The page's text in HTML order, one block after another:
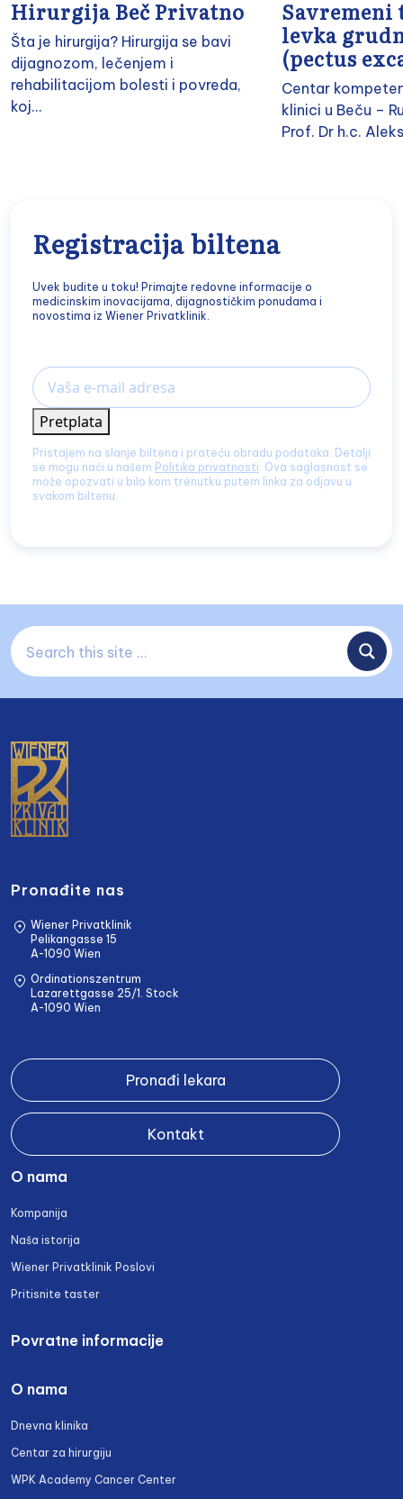
Hirurgija Beč Privatno
Šta je hirurgija? Hirurgija se bavi
dijagnozom, lečenjem i
rehabilitacijom bolesti i povreda,
koj...
Savremeni
levka
(pectus
Centar
klinici u Beču –
Prof. Dr h.c.
Registracija biltena
Uvek budite u toku! Primajte redovne informacije o
medicinskim inovacijama, dijagnostičkim ponudama i
novostima iz Wiener Privatklinik.
Email
Pretplata
Pristajem na slanje biltena i prateću obradu podataka. Detalji
se mogu naći u našem Politika privatnosti . Ova saglasnost se
može opozvati u bilo kom trenutku putem linka za odjavu u
svakom biltenu.
Pronađite nas
Wiener Privatklinik
Pelikangasse 15
A-1090 Wien
Ordinationszentrum
Lazarettgasse 25/1. Stock
A-1090 Wien
Pronađi lekara
Kontakt
O nama
Kompanija
Naša istorija
Wiener Privatklinik Poslovi
Pritisnite taster
Povratne informacije
O nama
Dnevna klinika
Centar za hirurgiju
WPK Academy Cancer Center